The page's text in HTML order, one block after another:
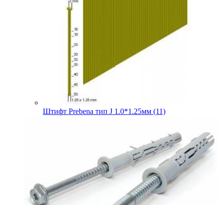
Штифт Prebena тип J 1.0*1.25мм (11)